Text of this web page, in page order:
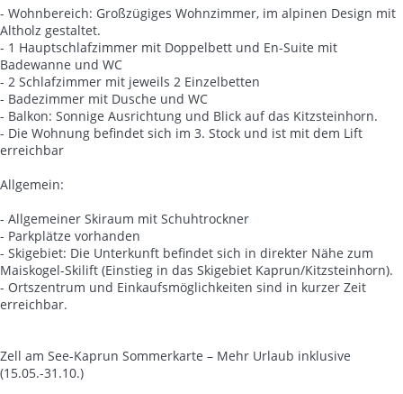
- Wohnbereich: Großzügiges Wohnzimmer, im alpinen Design mit
Altholz gestaltet.
- 1 Hauptschlafzimmer mit Doppelbett und En-Suite mit
Badewanne und WC
- 2 Schlafzimmer mit jeweils 2 Einzelbetten
- Badezimmer mit Dusche und WC
- Balkon: Sonnige Ausrichtung und Blick auf das Kitzsteinhorn.
- Die Wohnung befindet sich im 3. Stock und ist mit dem Lift
erreichbar
Allgemein:
- Allgemeiner Skiraum mit Schuhtrockner
- Parkplätze vorhanden
- Skigebiet: Die Unterkunft befindet sich in direkter Nähe zum
Maiskogel-Skilift (Einstieg in das Skigebiet Kaprun/Kitzsteinhorn).
- Ortszentrum und Einkaufsmöglichkeiten sind in kurzer Zeit
erreichbar.
Zell am See-Kaprun Sommerkarte – Mehr Urlaub inklusive
(15.05.-31.10.)